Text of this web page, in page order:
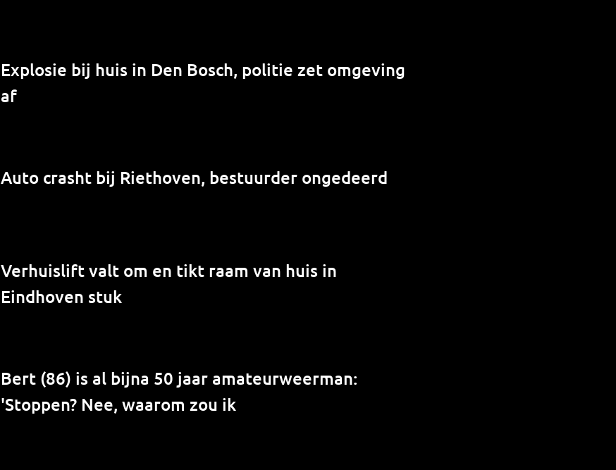
Explosie bij huis in Den Bosch, politie zet omgeving
af
Auto crasht bij Riethoven, bestuurder ongedeerd
Verhuislift valt om en tikt raam van huis in
Eindhoven stuk
Bert (86) is al bijna 50 jaar amateurweerman:
'Stoppen? Nee, waarom zou ik